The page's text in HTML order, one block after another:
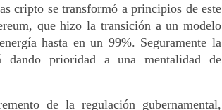
cripto se transformó a principios de este
que hizo la transición a un modelo
hasta en un 99%. Seguramente la
prioridad a una mentalidad de
de la regulación gubernamental,